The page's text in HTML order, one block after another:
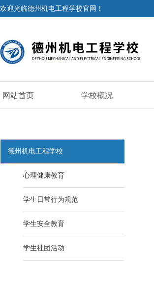
欢迎光临德州机电工程学校官网！
网站首页 学校概况
德州机电工程学校
心理健康教育
学生日常行为规范
学生安全教育
学生社团活动